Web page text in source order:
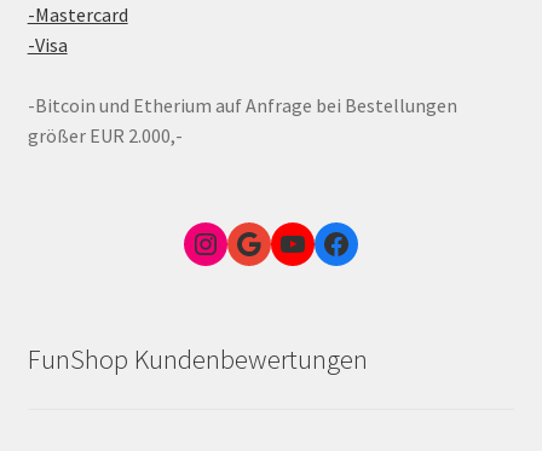
-Mastercard
-Visa
-Bitcoin und Etherium auf Anfrage bei Bestellungen
größer EUR 2.000,-
Instagram
Google Link zum FunShop WienYouTubeFacebook
FunShop Kundenbewertungen